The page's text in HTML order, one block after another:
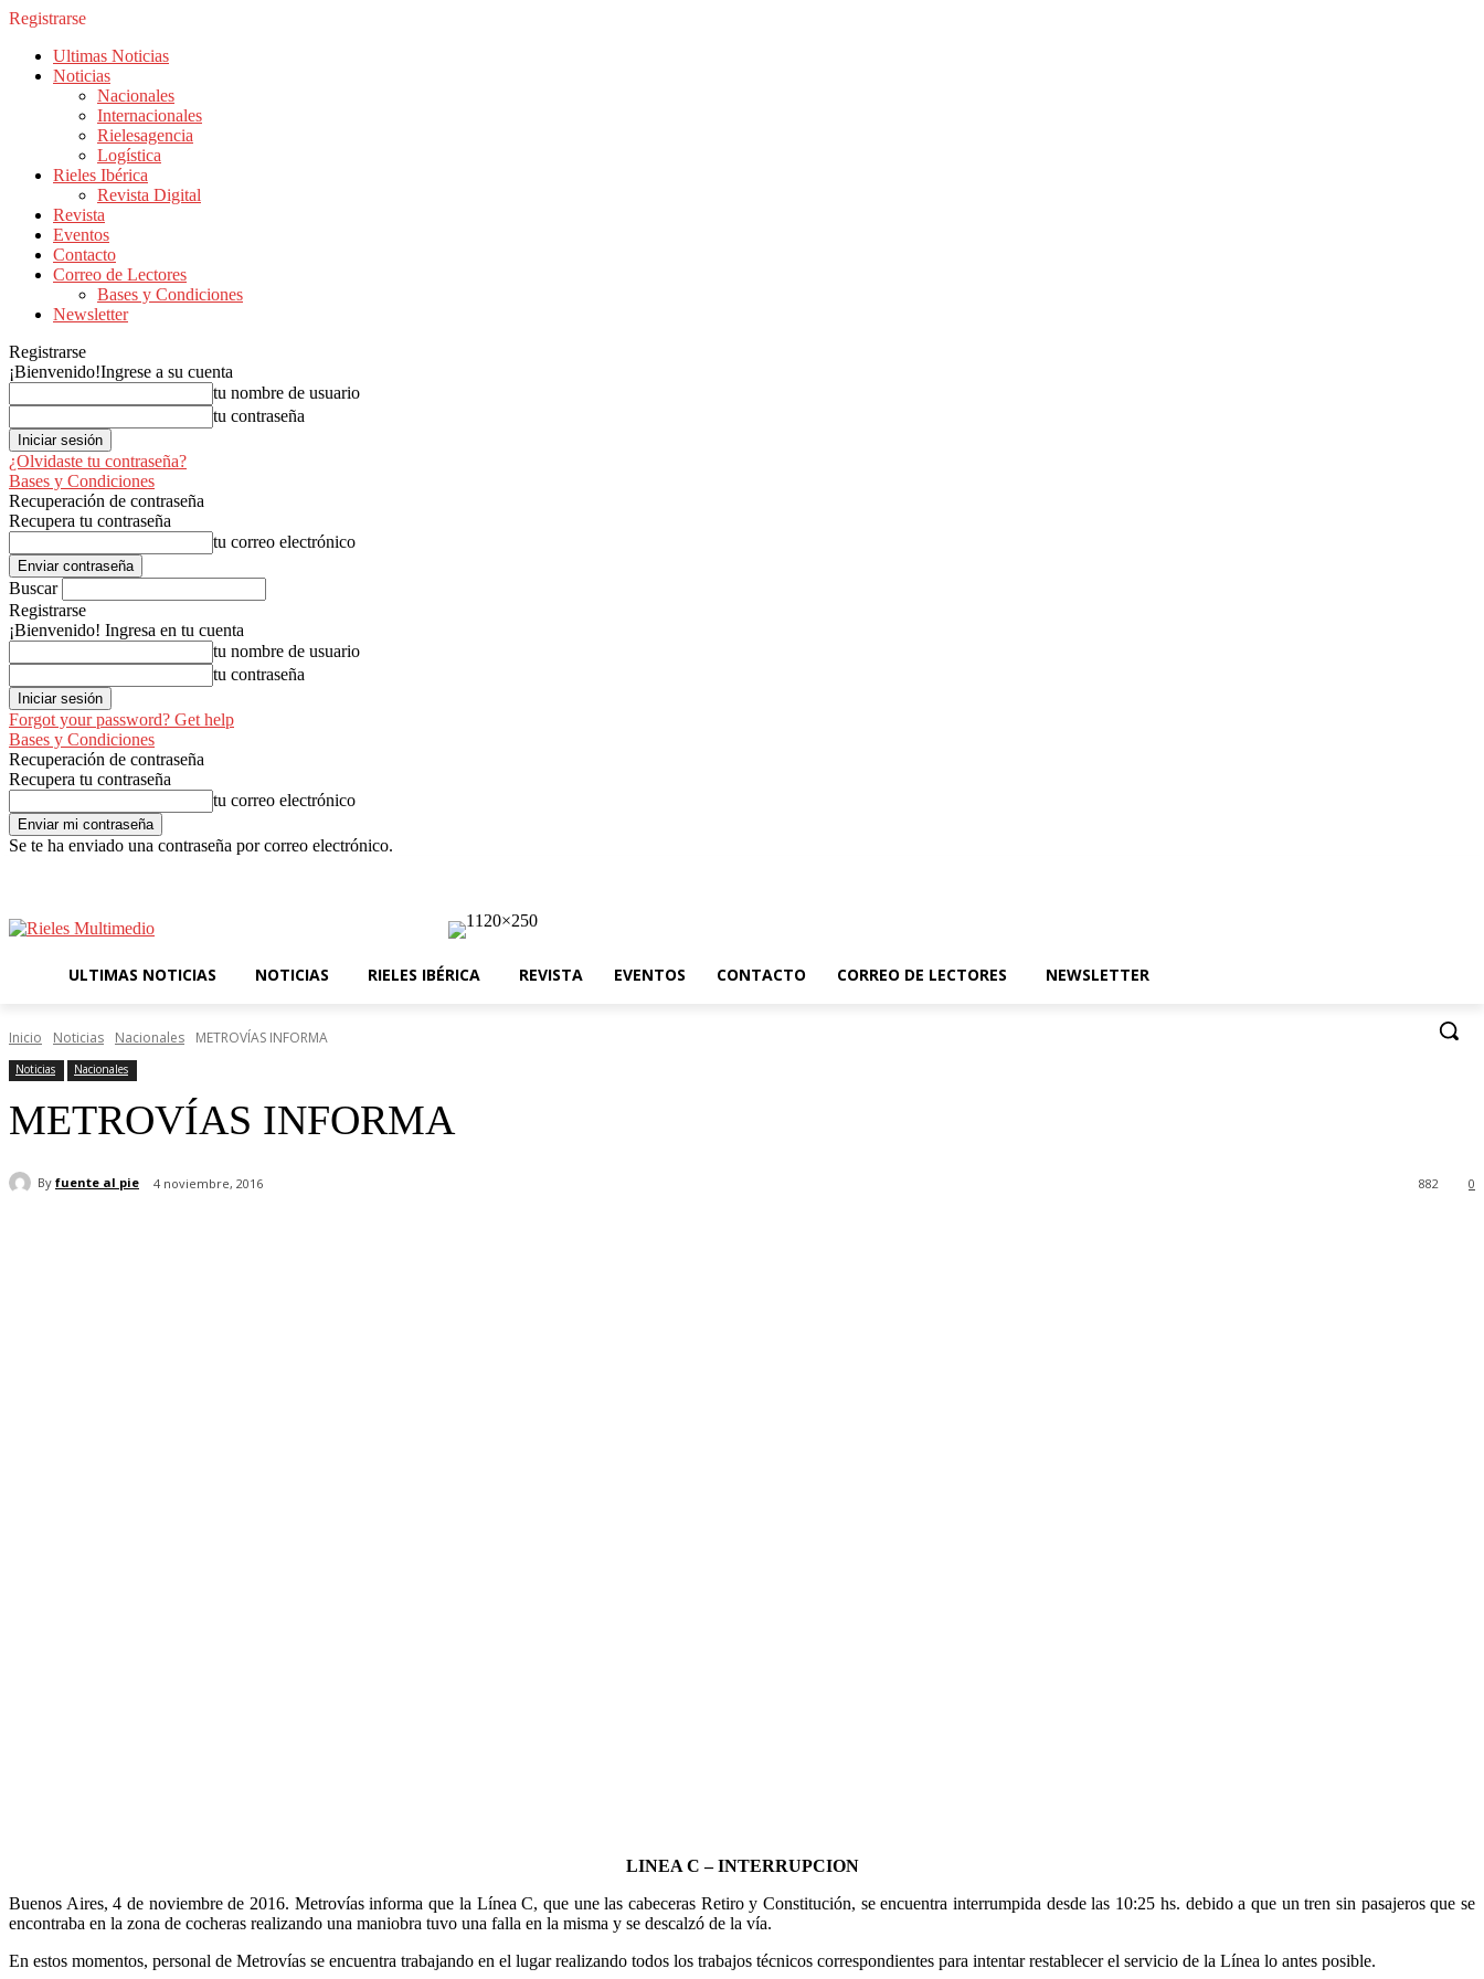
Registrarse
Ultimas Noticias
Noticias
Nacionales
Internacionales
Rielesagencia
Logística
Rieles Ibérica
Revista Digital
Revista
Eventos
Contacto
Correo de Lectores
Bases y Condiciones
Newsletter
Registrarse
¡Bienvenido!Ingrese a su cuenta
tu nombre de usuario
tu contraseña
¿Olvidaste tu contraseña?
Bases y Condiciones
Recuperación de contraseña
Recupera tu contraseña
tu correo electrónico
Buscar
Registrarse
¡Bienvenido! Ingresa en tu cuenta
tu nombre de usuario
tu contraseña
Forgot your password? Get help
Bases y Condiciones
Recuperación de contraseña
Recupera tu contraseña
tu correo electrónico
Se te ha enviado una contraseña por correo electrónico.
ULTIMAS NOTICIAS NOTICIAS RIELES IBÉRICA REVISTA EVENTOS CONTACTO CORREO DE LECTORES NEWSLETTER
Inicio Noticias Nacionales METROVÍAS INFORMA
Noticias Nacionales
METROVÍAS INFORMA
By fuente al pie 4 noviembre, 2016 0
882
LINEA C – INTERRUPCION
Buenos Aires, 4 de noviembre de 2016. Metrovías informa que la Línea C, que une las cabeceras Retiro y Constitución, se encuentra interrumpida desde las 10:25 hs. debido a que un tren sin pasajeros que se
encontraba en la zona de cocheras realizando una maniobra tuvo una falla en la misma y se descalzó de la vía.
En estos momentos, personal de Metrovías se encuentra trabajando en el lugar realizando todos los trabajos técnicos correspondientes para intentar restablecer el servicio de la Línea lo antes posible.